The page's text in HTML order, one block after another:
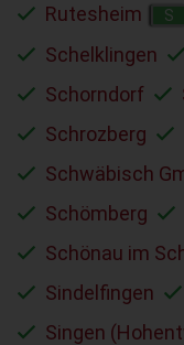
Rutesheim
S
Schelklingen
Schorndorf
Schrozberg
Schwäbisch
Schömberg
Schönau im
Sindelfingen
Singen